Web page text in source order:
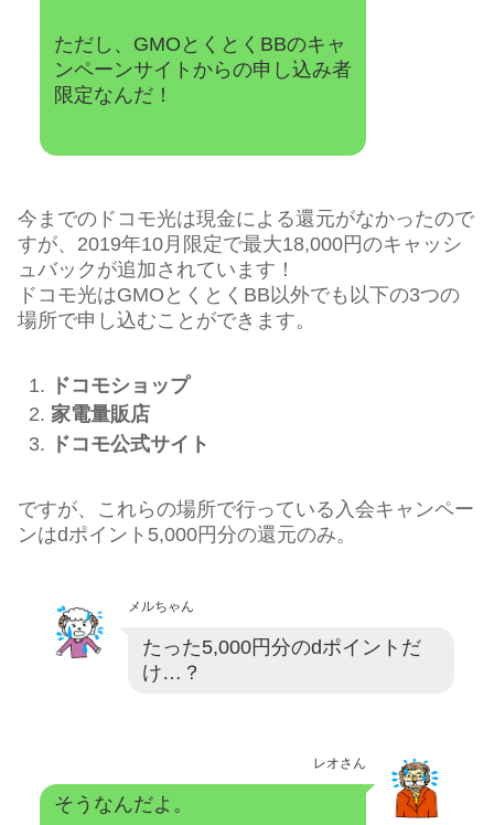
ただし、GMOとくとくBBのキャ
ンペーンサイトからの申し込み者
限定なんだ！
今までのドコモ光は現金による還元がなかったので
すが、2019年10月限定で最大18,000円のキャッシ
ュバックが追加されています！
ドコモ光はGMOとくとくBB以外でも以下の3つの
場所で申し込むことができます。
ドコモショップ
家電量販店
ドコモ公式サイト
ですが、これらの場所で行っている入会キャンペー
ンはdポイント5,000円分の還元のみ。
メルちゃん
たった5,000円分のdポイントだ
け…？
レオさん
そうなんだよ。